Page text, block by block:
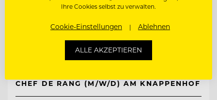
TOP ARBEITGEBER
2651 Reichenau a. d. Rax, Österreich
CHEF DE RANG (M/W/D) AM KNAPPENHOF
Ihre Cookies selbst zu verwalten.
Cookie-Einstellungen Ablehnen
ALLE AKZEPTIEREN